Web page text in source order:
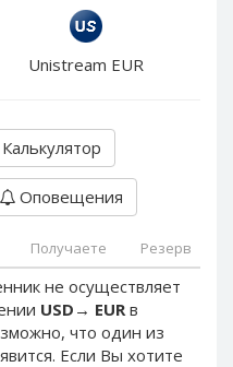
Unistream EUR
Оповещения
Получаете Резерв
не осуществляет
USD → EURв
что один из
Если Вы хотите
PayPal DKK
PayPal HKD
PayPal NZD
PayPal NOK
PayPal PLN
PayPal SEK
PayPal CHF
PayPal MYR
Webmoney WMZ